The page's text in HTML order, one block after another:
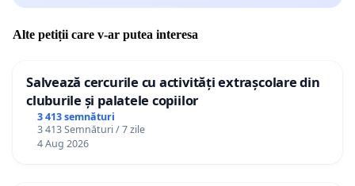
Alte petiții care v-ar putea interesa
Salvează cercurile cu activități extrașcolare din
cluburile și palatele copiilor
3 413 semnături
3 413 Semnături / 7 zile
4 Aug 2026